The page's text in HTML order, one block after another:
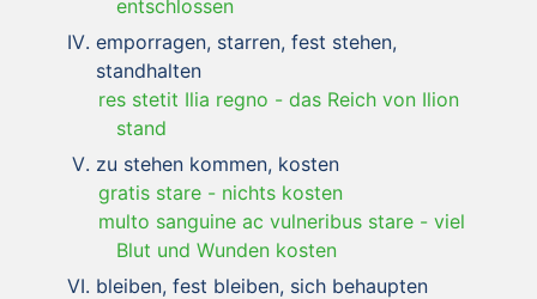
entschlossen
emporragen, starren, fest stehen,
standhalten
res stetit Ilia regno - das Reich von Ilion
stand
zu stehen kommen, kosten
gratis stare - nichts kosten
multo sanguine ac vulneribus stare - viel
Blut und Wunden kosten
bleiben, fest bleiben, sich behaupten